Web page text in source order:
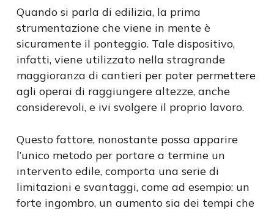
Quando si parla di edilizia, la prima
strumentazione che viene in mente è
sicuramente il ponteggio. Tale dispositivo,
infatti, viene utilizzato nella stragrande
maggioranza di cantieri per poter permettere
agli operai di raggiungere altezze, anche
considerevoli, e ivi svolgere il proprio lavoro.
Questo fattore, nonostante possa apparire
l’unico metodo per portare a termine un
intervento edile, comporta una serie di
limitazioni e svantaggi, come ad esempio: un
forte ingombro, un aumento sia dei tempi che